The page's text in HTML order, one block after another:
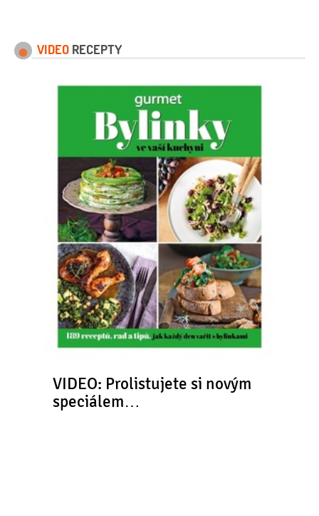
VIDEO RECEPTY
VIDEO: Prolistujete si novým
speciálem…